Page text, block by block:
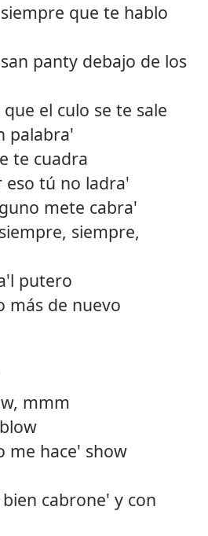
que te hablo
panty debajo de los
el culo se te sale
palabra'
te cuadra
tú no ladra'
mete cabra'
siempre,
putero
más de nuevo
mmm
me hace' show
cabrone' y con